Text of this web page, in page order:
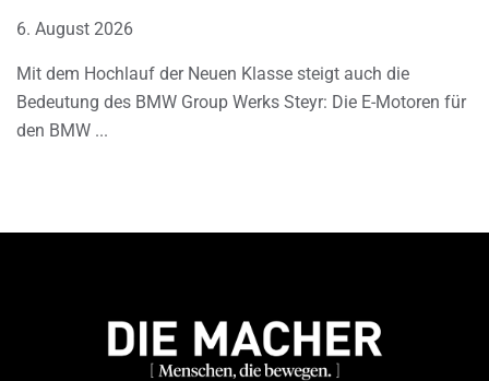
6. August 2026
Mit dem Hochlauf der Neuen Klasse steigt auch die
Bedeutung des BMW Group Werks Steyr: Die E-Motoren für
den BMW